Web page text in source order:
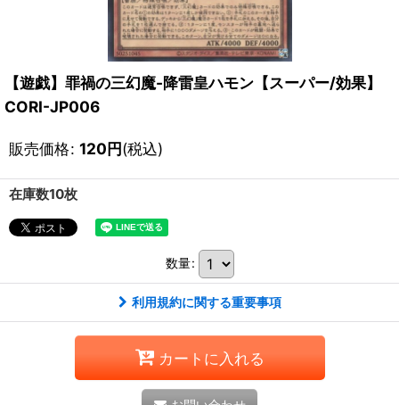
【遊戯】罪禍の三幻魔-降雷皇ハモン【スーパー/効果】
CORI-JP006
販売価格: 120円(税込)
在庫数10枚
数量:
利用規約に関する重要事項
カートに入れる